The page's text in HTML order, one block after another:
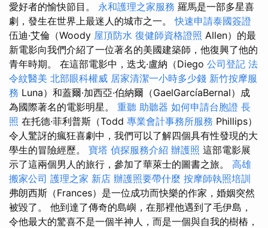
愛好者的愉快節目。 永和護理之家服務 羅馬是一部多星喜
劇，發生在世界上最迷人的城市之一。快速申請泰國簽證
伍迪·艾倫（Woody 屋頂防水 復健師資格證照 Allen）的最
新電影向我們介紹了一位著名的美國建築師，他復興了他的
青年時期。 在這部電影中，迭戈·盧納（Diego 公司登記 法
令紋醫美 北部眼科權威 居家清潔一小時多少錢 新竹按摩服
務 Luna）和蓋爾·加西亞·伯納爾（GaelGarcíaBernal）成
為國際著名的電影明星。 重聽 助聽器 如何申請台胞證 長
照 在托德·菲利普斯（Todd 專業會計事務所服務 Phillips）
令人驚訝的瘋狂喜劇中，我們可以了解四個具有性發現的大
學生的冒險經歷。 寶塔 偵探服務介紹 辦護照 這部電影展
示了這兩個男人的旅行，參加了華萊士的圖書之旅。 高雄
搬家公司 護理之家 新店 辦護照要帶什麼 按摩師執照培訓
弗朗西斯（Frances）是一位成功而快樂的作家，婚姻突然
被毀了。 他到達了傳奇的島嶼，在那裡他遇到了毛伊島，
令他最大的驚喜不是一個半神人，而是一個與自我的樹樁，